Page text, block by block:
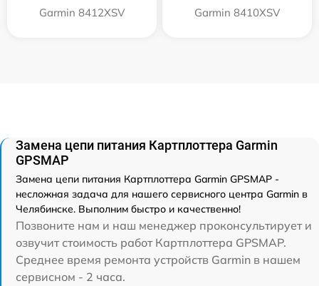
Garmin 8412XSV Garmin 8410XSV
Замена цепи питания Картплоттера Garmin
GPSMAP
Замена цепи питания Картплоттера Garmin GPSMAP -
несложная задача для нашего сервисного центра Garmin в
Челябинске. Выполним быстро и качественно!
Позвоните нам и наш менеджер проконсультирует и
озвучит стоимость работ Картплоттера GPSMAP.
Среднее время ремонта устройств Garmin в нашем
сервисном - 2 часа.